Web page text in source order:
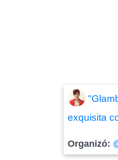
exquisita
Organizó: